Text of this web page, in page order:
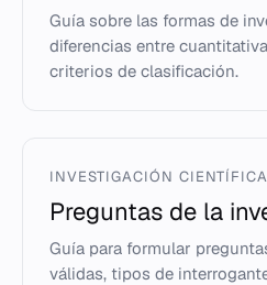
Guía sobre las formas de
diferencias entre
criterios de clasificación.
INVESTIGACIÓN CIENTÍFICA
Preguntas de la
Guía para formular
válidas, tipos de